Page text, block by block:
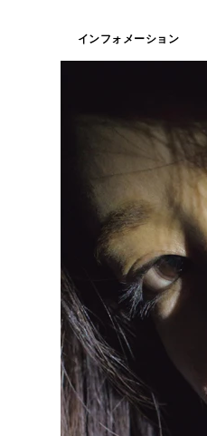
インフォメーション